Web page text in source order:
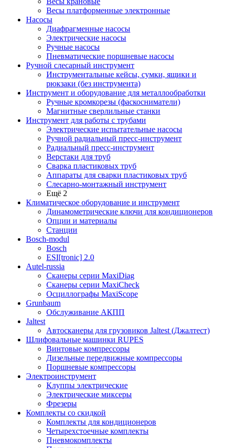
Весы платформенные электронные
Насосы
Диафрагменные насосы
Электрические насосы
Ручные насосы
Пневматические поршневые насосы
Ручной слесарный инструмент
Инструментальные кейсы, сумки, ящики и
рюкзаки (без инструмента)
Инструмент и оборудование для металлообработки
Ручные кромкорезы (фаскосниматели)
Магнитные сверлильные станки
Инструмент для работы с трубами
Электрические испытательные насосы
Ручной радиальный пресс-инструмент
Радиальный пресс-инструмент
Верстаки для труб
Сварка пластиковых труб
Аппараты для сварки пластиковых труб
Слесарно-монтажный инструмент
Ещё 2
Климатическое оборудование и инструмент
Динамометрические ключи для кондиционеров
Опции и материалы
Станции
Bosch-modul
Bosch
ESI[tronic] 2.0
Autel-russia
Сканеры серии MaxiDiag
Сканеры серии MaxiCheck
Осциллографы MaxiScope
Grunbaum
Обслуживание АКПП
Jaltest
Автосканеры для грузовиков Jaltest (Джалтест)
Шлифовальные машинки RUPES
Винтовые компрессоры
Дизельные передвижные компрессоры
Поршневые компрессоры
Электроинструмент
Клуппы электрические
Электрические миксеры
Фрезеры
Комплекты со скидкой
Комплекты для кондиционеров
Четырехстоечные комплекты
Пневмокомплекты